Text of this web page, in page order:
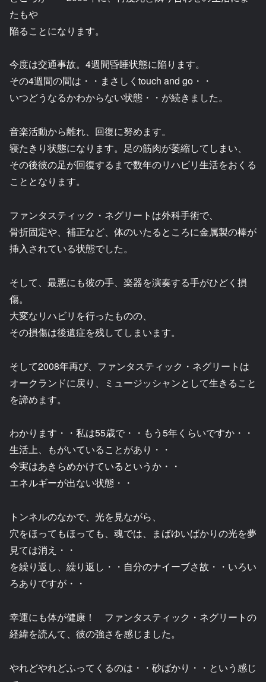
たもや
陥ることになります。
今度は交通事故。4週間昏睡状態に陥ります。
その4週間の間は・・まさしくtouch and go・・
いつどうなるかわからない状態・・が続きました。
音楽活動から離れ、回復に努めます。
寝たきり状態になります。足の筋肉が萎縮してしまい、
その後彼の足が回復するまで数年のリハビリ生活をおくる
こととなります。
ファンタスティック・ネグリートは外科手術で、
骨折固定や、補正など、体のいたるところに金属製の棒が
挿入されている状態でした。
そして、最悪にも彼の手、楽器を演奏する手がひどく損
傷。
大変なリハビリを行ったものの、
その損傷は後遺症を残してしまいます。
そして2008年再び、ファンタスティック・ネグリートは
オークランドに戻り、ミュージッシャンとして生きること
を諦めます。
わかります・・私は55歳で・・もう5年くらいですか・・
生活上、もがいていることがあり・・
今実はあきらめかけているというか・・
エネルギーが出ない状態・・
トンネルのなかで、光を見ながら、
穴をほってもほっても、魂では、まばゆいばかりの光を夢
見ては消え・・
を繰り返し、繰り返し・・自分のナイーブさ故・・いろい
ろありですが・・
幸運にも体が健康！ ファンタスティック・ネグリートの
経緯を読んて、彼の強さを感じました。
やれどやれどふってくるのは・・砂ばかり・・という感じ